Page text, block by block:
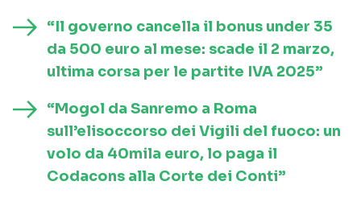
“Il governo cancella il bonus under 35
da 500 euro al mese: scade il 2 marzo,
ultima corsa per le partite IVA 2025”
“Mogol da Sanremo a Roma
sull’elisoccorso dei Vigili del fuoco: un
volo da 40mila euro, lo paga il
Codacons alla Corte dei Conti”